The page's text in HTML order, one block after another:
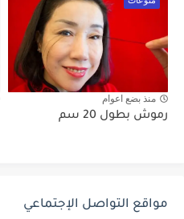
منذ بضع اعوام
رموش بطول 20 سم
مواقع التواصل الإجتماعي